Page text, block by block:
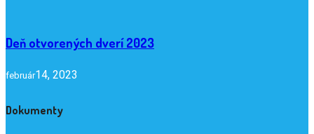
Deň otvorených dverí 2023
február14, 2023
Dokumenty